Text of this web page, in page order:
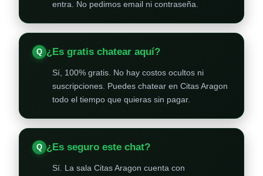
entra. No pedimos email ni contraseña.
¿Es gratis chatear aquí?
Sí, 100% gratis. No hay costos ocultos ni
suscripciones. Puedes chatear en Citas Aragon
todo el tiempo que quieras sin pagar.
¿Es seguro este chat?
Sí. La sala Citas Aragon cuenta con